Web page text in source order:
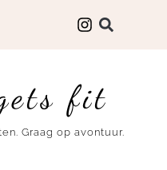
fit
Graag op avontuur.